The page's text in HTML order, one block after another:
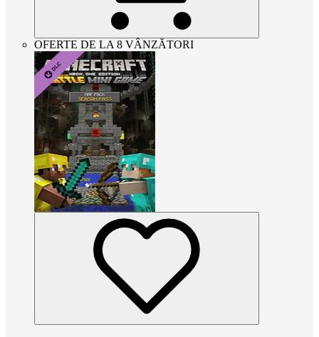
OFERTE DE LA 8 VÂNZĂTORI